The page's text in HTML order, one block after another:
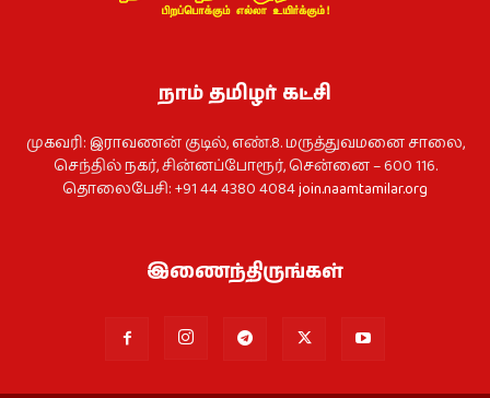
நாம் தமிழர் கட்சி
முகவரி: இராவணன் குடில், எண்.8. மருத்துவமனை சாலை,
செந்தில் நகர், சின்னப்போரூர், சென்னை – 600 116.
தொலைபேசி: +91 44 4380 4084join.naamtamilar.org
இணைந்திருங்கள்